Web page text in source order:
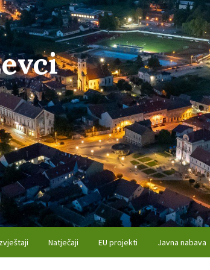
Natječaji EU projekti Javna nabava